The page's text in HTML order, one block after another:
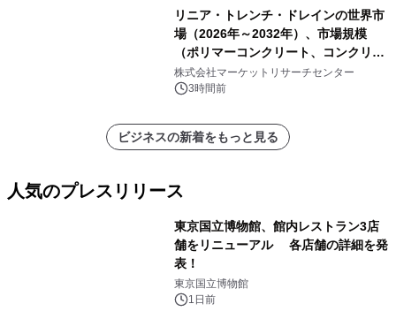
リニア・トレンチ・ドレインの世界市
場（2026年～2032年）、市場規模
（ポリマーコンクリート、コンクリー
ト、プラスチック、金属）・分析レポ
ートを発表
株式会社マーケットリサーチセンター
3時間前
ビジネスの新着をもっと見る
人気のプレスリリース
東京国立博物館、館内レストラン3店
舗をリニューアル 各店舗の詳細を発
表！
東京国立博物館
1日前